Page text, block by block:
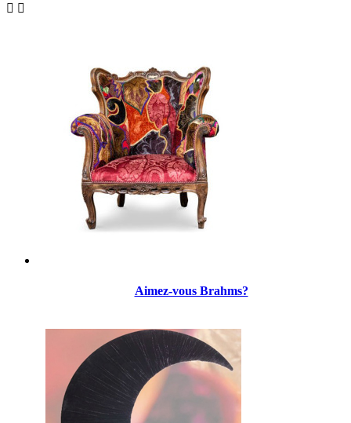
 
Aimez-vous Brahms?